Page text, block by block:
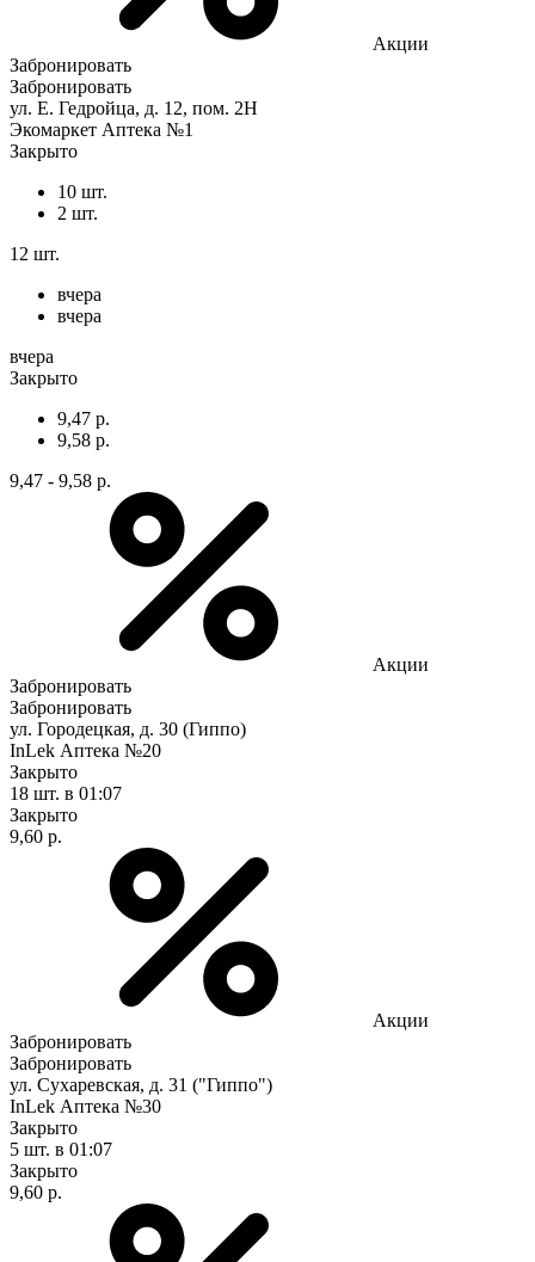
Акции
Забронировать
Забронировать
ул. Е. Гедройца, д. 12, пом. 2Н
Экомаркет Аптека №1
Закрыто
10 шт.
2 шт.
12 шт.
вчера
вчера
вчера
Закрыто
9,47 р.
9,58 р.
9,47 - 9,58 р.
Акции
Забронировать
Забронировать
ул. Городецкая, д. 30 (Гиппо)
InLek Аптека №20
Закрыто
18 шт. в 01:07
Закрыто
9,60 р.
Акции
Забронировать
Забронировать
ул. Сухаревская, д. 31 ("Гиппо")
InLek Аптека №30
Закрыто
5 шт. в 01:07
Закрыто
9,60 р.